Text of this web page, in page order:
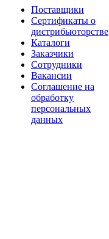
Поставщики
Сертификаты о
дистрибьюторстве
Каталоги
Заказчики
Сотрудники
Вакансии
Соглашение на
обработку
персональных
данных